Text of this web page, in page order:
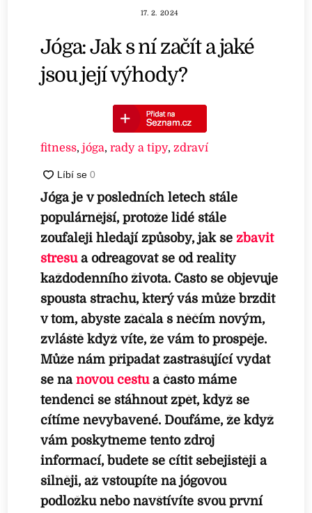
17. 2. 2024
Jóga: Jak s ní začít a jaké
jsou její výhody?
fitness,jóga,rady a tipy, zdraví
Jóga je v posledních letech stále
populárnější, protože lidé stále
zoufaleji hledají způsoby, jak sezbavit
stresua odreagovat se od reality
každodenního života. Často se objevuje
spousta strachu, který vás může brzdit
v tom, abyste začala s něčím novým,
zvláště když víte, že vám to prospěje.
Může nám připadat zastrašující vydat
se nanovou cestua často máme
tendenci se stáhnout zpět, když se
cítíme nevybavené. Doufáme, že když
vám poskytneme tento zdroj
informací, budete se cítit sebejistěji a
silněji, až vstoupíte na jógovou
podložku nebo navštívíte svou první